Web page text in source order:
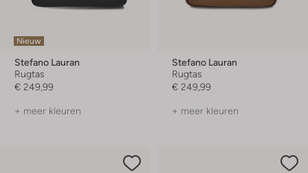
Nieuw
Stefano Lauran
Rugtas
€ 249,99
+ meer kleuren
Stefano Lauran
Rugtas
€ 249,99
+ meer kleuren